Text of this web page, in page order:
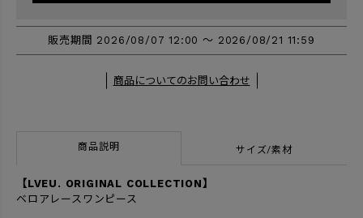
販売期間 2026/08/07 12:00〜 2026/08/21 11:59
商品についてのお問い合わせ
商品説明 サイズ/素材
【LVEU. ORIGINAL COLLECTION】
ベロアレースワンピース